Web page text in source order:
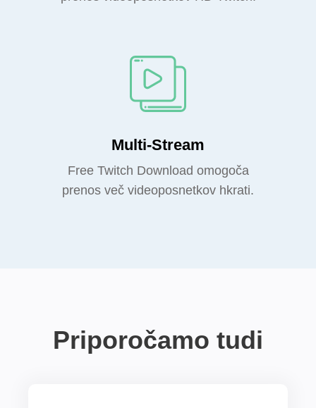
Multi-Stream
Free Twitch Download omogoča
prenos več videoposnetkov hkrati.
Priporočamo tudi